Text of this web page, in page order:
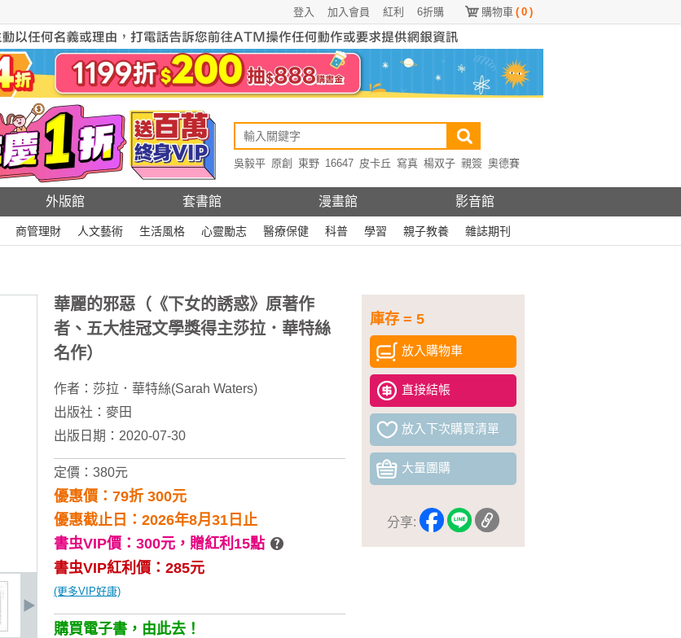
購物車 ( 0 )
6折購
紅利
加入會員
登入
吳毅平 原創 東野 16647 皮卡丘 寫真 楊双子 親簽 奧德賽
外版館 套書館 漫畫館 影音館
商管理財 人文藝術 生活風格 心靈勵志 醫療保健 科普 學習 親子教養 雜誌期刊
庫存 = 5
放入購物車
直接結帳
放入下次購買清單
大量團購
分享:
華麗的邪惡（《下女的誘惑》原著作
者、五大桂冠文學獎得主莎拉．華特絲
名作）
作者： 莎拉．華特絲(Sarah Waters)
出版社： 麥田
出版日期：2020-07-30
定價：380元
優惠價：79折 300元
優惠截止日：2026年8月31日止
書虫VIP價：300元， 贈紅利15點
書虫VIP紅利價：285元
(更多VIP好康)
購買電子書，由此去！